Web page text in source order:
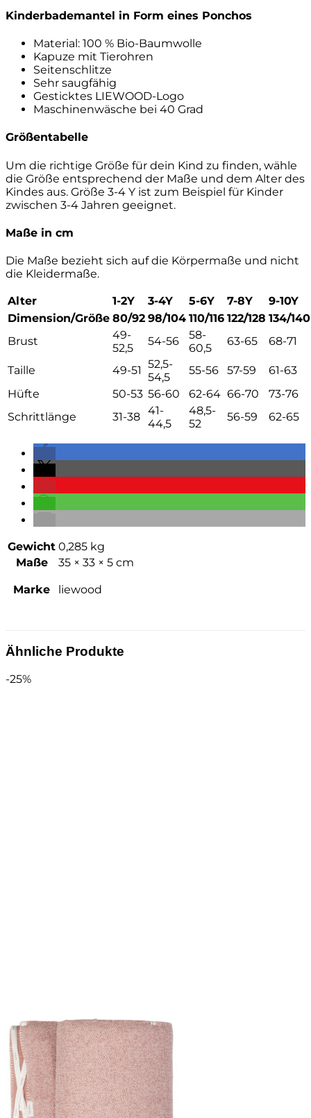
Kinderbademantel in Form eines Ponchos
Material: 100 % Bio-Baumwolle
Kapuze mit Tierohren
Seitenschlitze
Sehr saugfähig
Gesticktes LIEWOOD-Logo
Maschinenwäsche bei 40 Grad
Größentabelle
Um die richtige Größe für dein Kind zu finden, wähle
die Größe entsprechend der Maße und dem Alter des
Kindes aus. Größe 3-4 Y ist zum Beispiel für Kinder
zwischen 3-4 Jahren geeignet.
Maße in cm
Die Maße bezieht sich auf die Körpermaße und nicht
die Kleidermaße.
Alter 1-2Y 3-4Y 5-6Y 7-8Y
9-10Y
Dimension/Größe 80/92 98/104 110/116 122/128 134/140
Brust
49-
52,5
54-56
58-
60,5
63-65 68-71
Taille 49-51 52,5-
54,5
55-56 57-59
61-63
Hüfte
50-53 56-60 62-64 66-70
73-76
Schrittlänge
31-38 41-
44,5
48,5-
52
56-59 62-65
Gewicht 0,285 kg
Maße
35 × 33 × 5 cm
Marke liewood
Ähnliche Produkte
-25%